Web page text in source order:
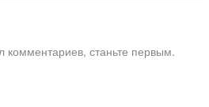
комментариев, станьте первым.